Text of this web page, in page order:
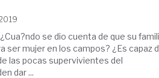
se dio cuenta de que su
ser mujer en los campos? ¿Es capaz
las pocas supervivientes del
dar ...